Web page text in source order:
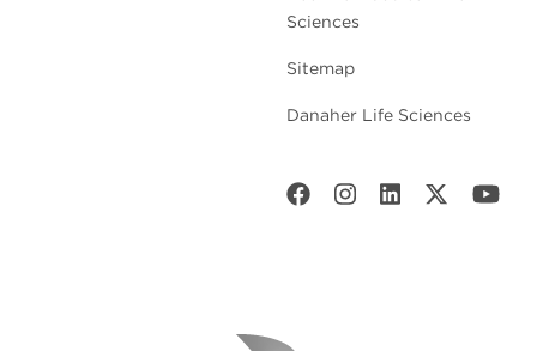
Sciences
Sitemap
Danaher Life Sciences